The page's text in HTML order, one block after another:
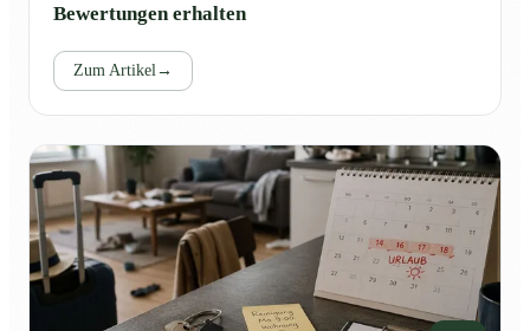
Bewertungen erhalten
Zum Artikel →